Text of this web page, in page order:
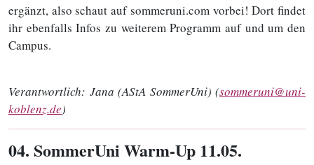
ergänzt, also schaut auf sommeruni.com vorbei! Dort findet
ihr ebenfalls Infos zu weiterem Programm auf und um den
Campus.
Verantwortlich: Jana (AStA SommerUni) (sommeruni@uni-
koblenz.de)
04. SommerUni Warm-Up 11.05.